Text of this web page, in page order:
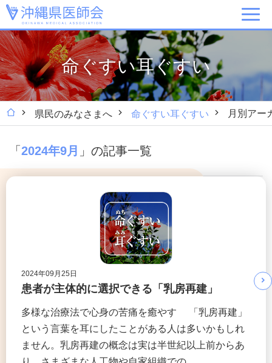
命ぐすい耳ぐすい
県民のみなさまへ 命ぐすい耳ぐすい 月別アー
「2024年9月 」の記事一覧
2024年09月25日
患者が主体的に選択できる「乳房再建」
多様な治療法で心身の苦痛を癒やす 「乳房再建」
という言葉を耳にしたことがある人は多いかもしれ
ません。乳房再建の概念は実は半世紀以上前からあ